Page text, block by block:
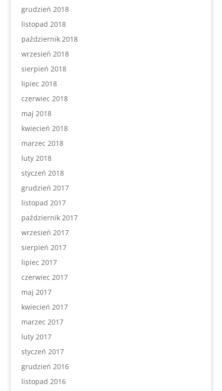
grudzień 2018
listopad 2018
październik 2018
wrzesień 2018
sierpień 2018
lipiec 2018
czerwiec 2018
maj 2018
kwiecień 2018
marzec 2018
luty 2018
styczeń 2018
grudzień 2017
listopad 2017
październik 2017
wrzesień 2017
sierpień 2017
lipiec 2017
czerwiec 2017
maj 2017
kwiecień 2017
marzec 2017
luty 2017
styczeń 2017
grudzień 2016
listopad 2016